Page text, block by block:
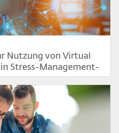
Nutzung von Virtual
Stress-Management-